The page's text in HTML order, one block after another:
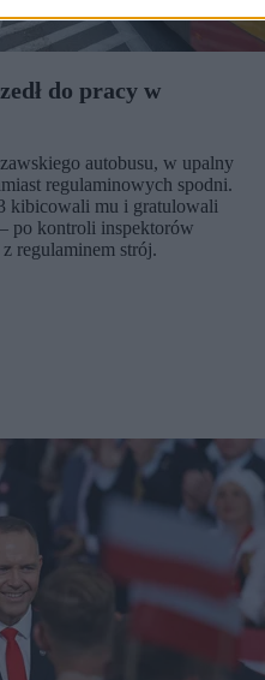
do pracy w
autobusu, w upalny
regulaminowych spodni.
kibicowali mu i gratulowali
po kontroli inspektorów
regulaminem strój.